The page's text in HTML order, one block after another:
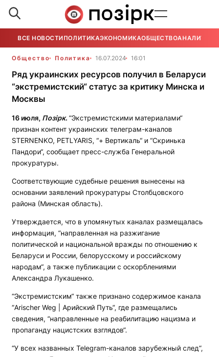
ВСЕ НОВОСТИ ПОЛИТИКАЭКОНОМИКАОБЩЕСТВОАНАЛИТИКА
Общество Политика 16.07.2024 16:01
Ряд украинских ресурсов получил в Беларуси
“экстремистский“ статус за критику Минска и
Москвы
16 июля, Позірк. “Экстремистскими материалами“
признан контент украинских телеграм-каналов
STERNENKO, PETLYARIS, “+ Вертикаль“ и “Скринька
Пандори“, сообщает пресс-служба Генеральной
прокуратуры.
Соответствующие судебные решения вынесены на
основании заявлений прокуратуры Столбцовского
района (Минская область).
Утверждается, что в упомянутых каналах размещалась
информация, “направленная на разжигание
политической и национальной вражды по отношению к
Беларуси и России, белорусскому и российскому
народам“, а также публикации с оскорблениями
Александра Лукашенко.
“Экстремистским“ также признано содержимое канала
“Arischer Weg | Арийский Путь“, где размещались
сведения, “направленные на реабилитацию нацизма и
пропаганду нацистских взглядов“.
“У всех названных Telegram-каналов зарубежный след“,